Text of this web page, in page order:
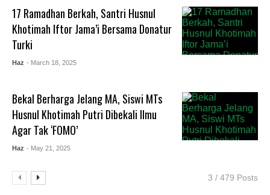
17 Ramadhan Berkah, Santri Husnul
Khotimah Iftor Jama’i Bersama Donatur
Turki
Haz - March 18, 2025
Bekal Berharga Jelang MA, Siswi MTs
Husnul Khotimah Putri Dibekali Ilmu
Agar Tak ‘FOMO’
Haz - May 21, 2025
3 / 479 Posts